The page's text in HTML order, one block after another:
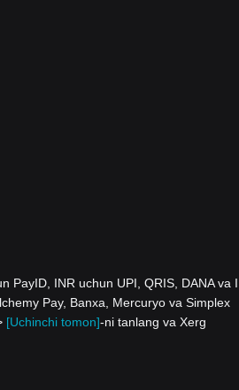
PayID, INR uchun UPI, QRIS, DANA va
Pay, Banxa, Mercuryo va Simplex
[Uchinchi tomon]-ni tanlang va Xerg